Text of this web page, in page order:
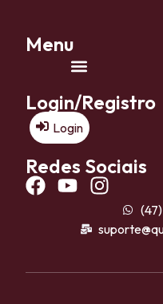
Menu
Login/Registro
Login
Redes Sociais